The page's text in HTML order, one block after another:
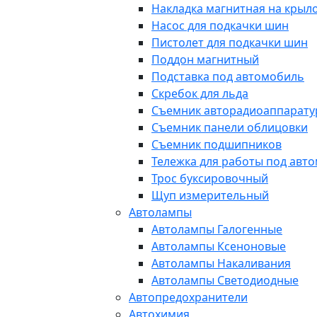
Накладка магнитная на
Насос для подкачки шин
Пистолет для подкачки шин
Поддон магнитный
Подставка под автомобиль
Скребок для льда
Съемник
Съемник панели облицовки
Съемник подшипников
Тележка для работы под
Трос буксировочный
Щуп измерительный
Автолампы
Автолампы Галогенные
Автолампы Ксеноновые
Автолампы Накаливания
Автолампы Светодиодные
Автопредохранители